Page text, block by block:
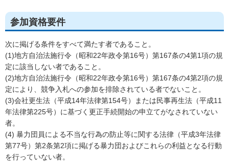
参加資格要件
次に掲げる条件をすべて満たす者であること。
(1)地方自治法施行令（昭和22年政令第16号）第167条の4第1項の規
定に該当しない者であること。
(2)地方自治法施行令（昭和22年政令第16号）第167条の4第2項の規
定により、競争入札への参加を排除されている者でないこと。
(3)会社更生法（平成14年法律第154号）または民事再生法（平成11
年法律第225号）に基づく更正手続開始の申立てがなされていない
者。
(4) 暴力団員による不当な行為の防止等に関する法律（平成3年法律
第77号）第2条第2項に掲げる暴力団およびこれらの利益となる行動
を行っていない者。